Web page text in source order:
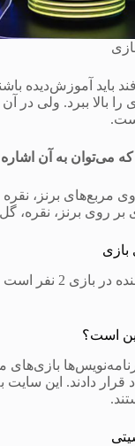
باید آموزش‌دیده
بالا ببرد. ولی در
که می‌توان به آن
مربع‌های برنز، نقره
بر روی برنز، نقره،
بازی
تعداد نفرات
است؟
بازی‌های
قرار دادند. این